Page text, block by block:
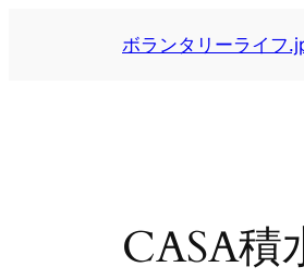
ボランタリーライフ
CASA積